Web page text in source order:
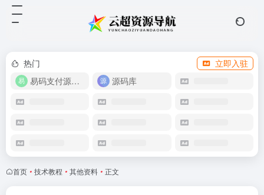
热门
立即入驻
易码支付源码下载
源码库
首页 • 技术教程 • 其他资料 • 正文